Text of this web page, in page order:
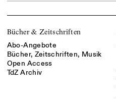
Bücher & Zeitschriften
Abo-Angebote
Bücher, Zeitschriften, Musik
Open Access
TdZ Archiv